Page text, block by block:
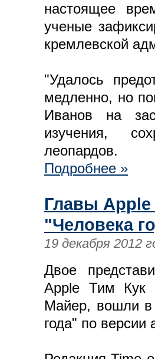
настоящее
ученые
кремлевской
"Удалось
медленно, но
Иванов на
изучения,
леопардов.
Подробнее »
Главы Apple
"Человека
19 декабря 2012
Двое
Apple Тим Кук
Майер, вошли в
года" по версии